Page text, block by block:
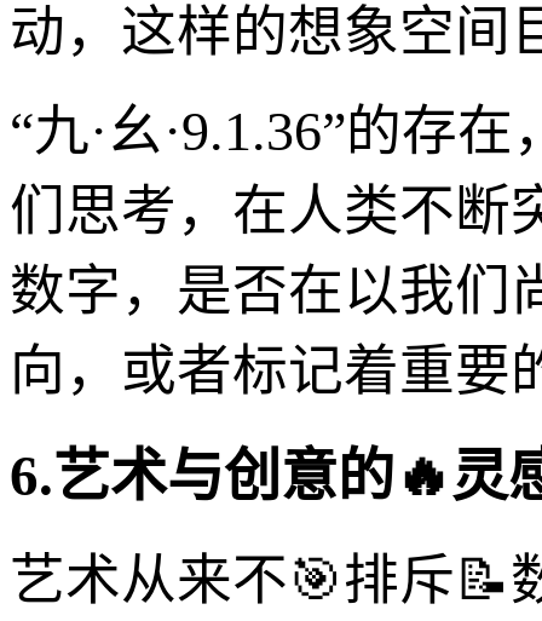
动，这样的想象空间
“九·幺·9.1.36”的存
们思考，在人类不断
数字，是否在以我们
向，或者标记着重要
6.艺术与创意的🔥灵
艺术从来不🎯排斥📝